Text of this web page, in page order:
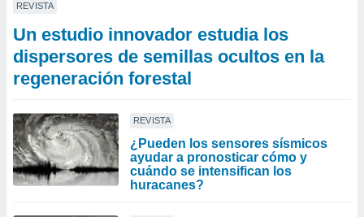
REVISTA
Un estudio innovador estudia los
dispersores de semillas ocultos en la
regeneración forestal
REVISTA
¿Pueden los sensores sísmicos
ayudar a pronosticar cómo y
cuándo se intensifican los
huracanes?